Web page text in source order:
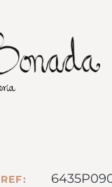
REF: